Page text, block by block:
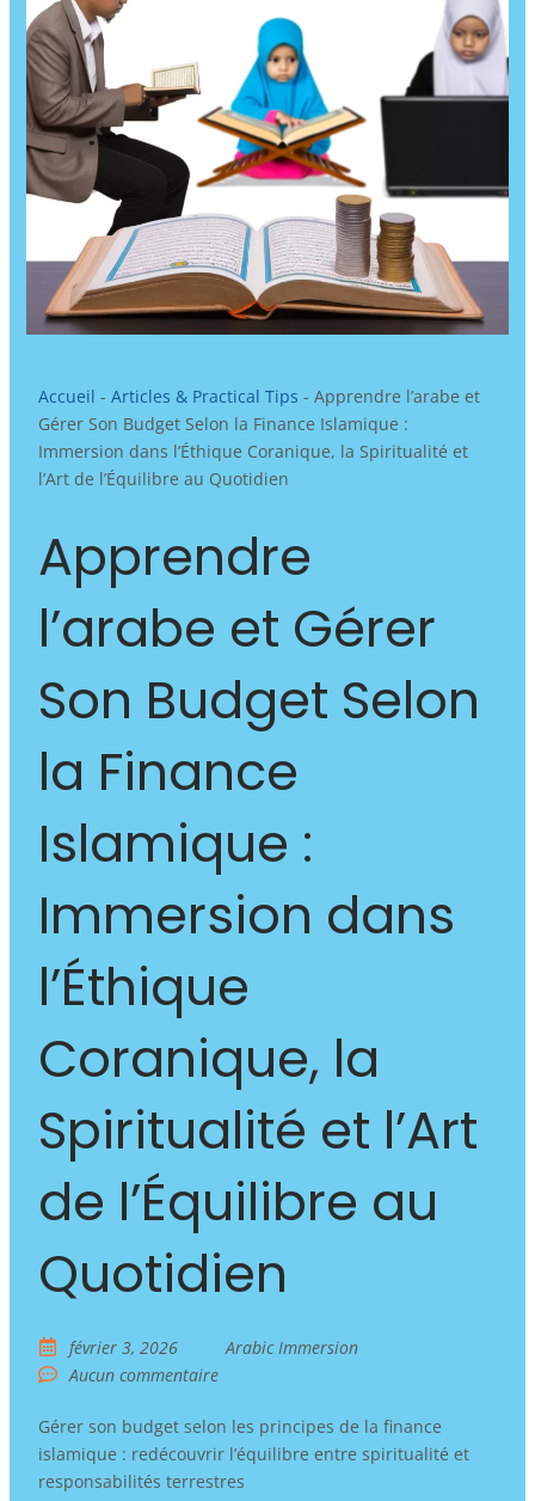
Accueil - Articles & Practical Tips - Apprendre l’arabe et
Gérer Son Budget Selon la Finance Islamique :
Immersion dans l’Éthique Coranique, la Spiritualité et
l’Art de l’Équilibre au Quotidien
Apprendre
l’arabe et Gérer
Son Budget Selon
la Finance
Islamique :
Immersion dans
l’Éthique
Coranique, la
Spiritualité et l’Art
de l’Équilibre au
Quotidien
février 3, 2026
Arabic Immersion
Aucun commentaire
Gérer son budget selon les principes de la finance
islamique : redécouvrir l’équilibre entre spiritualité et
responsabilités terrestres